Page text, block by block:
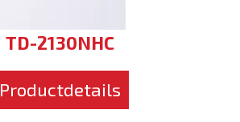
TD-2130NHC
Productdetails